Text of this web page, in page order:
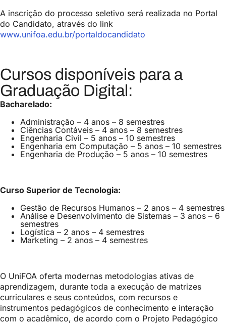
A inscrição do processo seletivo será realizada no Portal
do Candidato, através do link
www.unifoa.edu.br/portaldocandidato
Cursos disponíveis para a
Graduação Digital:
Bacharelado:
Administração – 4 anos – 8 semestres
Ciências Contáveis – 4 anos – 8 semestres
Engenharia Civil – 5 anos – 10 semestres
Engenharia em Computação – 5 anos – 10 semestres
Engenharia de Produção – 5 anos – 10 semestres
Curso Superior de Tecnologia:
Gestão de Recursos Humanos – 2 anos – 4 semestres
Análise e Desenvolvimento de Sistemas – 3 anos – 6
semestres
Logística – 2 anos – 4 semestres
Marketing – 2 anos – 4 semestres
O UniFOA oferta modernas metodologias ativas de
aprendizagem, durante toda a execução de matrizes
curriculares e seus conteúdos, com recursos e
instrumentos pedagógicos de conhecimento e interação
com o acadêmico, de acordo com o Projeto Pedagógico